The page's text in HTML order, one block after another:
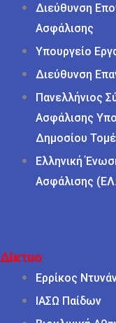
Διεύθυνση
Ασφάλισης
Υπουργείο
Διεύθυνση
Πανελλήνιος
Ασφάλισης
Δημοσίου
Ελληνική
Ασφάλισης
Δίκτυο
Ερρίκος
ΙΑΣΩ Παίδων